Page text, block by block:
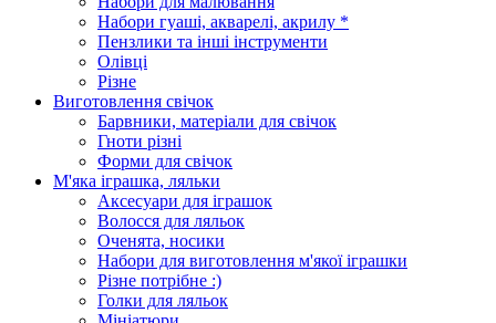
Набори гуаші, акварелі, акрилу *
Пензлики та інші інструменти
Олівці
Різне
Виготовлення свічок
Барвники, матеріали для свічок
Гноти різні
Форми для свічок
М'яка іграшка, ляльки
Аксесуари для іграшок
Волосся для ляльок
Оченята, носики
Набори для виготовлення м'якої іграшки
Різне потрібне :)
Голки для ляльок